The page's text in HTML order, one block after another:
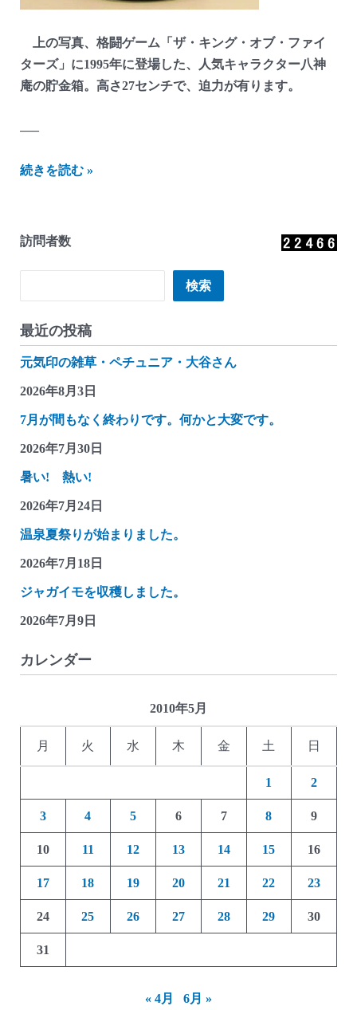
上の写真、格闘ゲーム「ザ・キング・オブ・ファイ
ターズ」に1995年に登場した、人気キャラクター八神
庵の貯金箱。高さ27センチで、迫力が有ります。
—–
に
わ
箱
ん
つ
れ
れ
雑
記
促
貯
金
い
ろ
ろ)
続きを読む »
訪問者数
検索
最近の投稿
元気印の雑草・ペチュニア・大谷さん
2026年8月3日
7月が間もなく終わりです。何かと大変です。
2026年7月30日
暑い! 熱い!
2026年7月24日
温泉夏祭りが始まりました。
2026年7月18日
ジャガイモを収穫しました。
2026年7月9日
カレンダー
2010年5月
月 火 水 木 金 土 日
1 2
3 4 5 6 7 8 9
10 11 12 13 14 15 16
17 18 19 20 21 22 23
24 25 26 27 28 29 30
31
« 4月 6月 »